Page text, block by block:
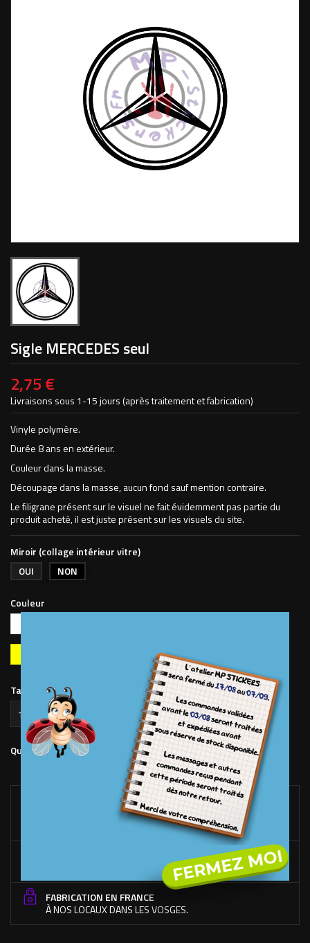
Sigle MERCEDES seul
2,75 €
Livraisons sous 1-15 jours (après traitement et fabrication)
Vinyle polymère.
Durée 8 ans en extérieur.
Couleur dans la masse.
Découpage dans la masse, aucun fond sauf mention contraire.
Le filigrane présent sur le visuel ne fait évidemment pas partie du
produit acheté, il est juste présent sur les visuels du site.
Miroir (collage intérieur vitre)
OUI
NON
Couleur
Fluo
Rétroréflechissant
Taille Sticker (en mm)
Quantité  Ajouter au panier
LIVRAISON OFFERTE*
DÉS 100€ D'ACHAT SUR LE SITE. (FRANCE MÉTROPOLITAINE
DÉS 50€ D'ACHAT DE STICKERS UNIQUEMENT.
FABRICATION EN FRANCE
À NOS LOCAUX DANS LES VOSGES.
FERMEZ MOI